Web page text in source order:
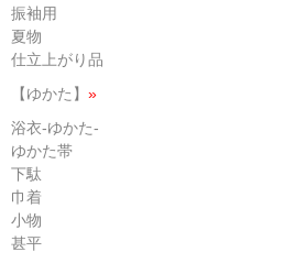
振袖用
夏物
仕立上がり品
【ゆかた】 »
浴衣-ゆかた-
ゆかた帯
下駄
巾着
小物
甚平